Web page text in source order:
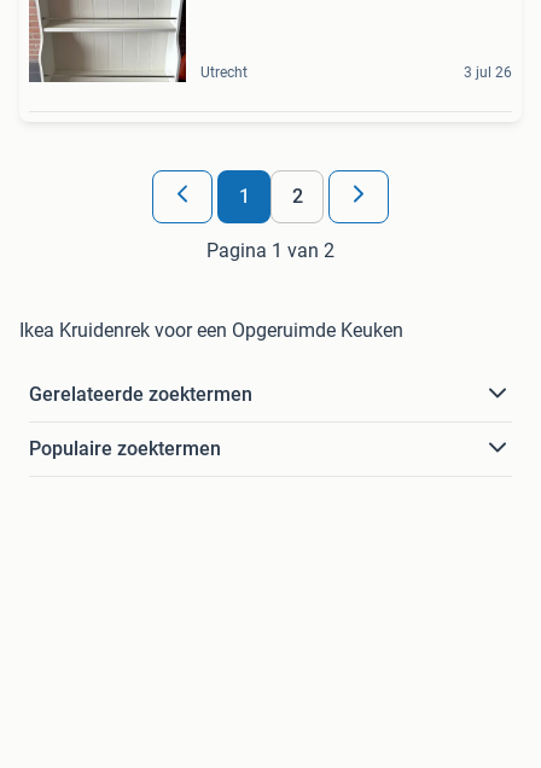
Utrecht 3 jul 26
1 2
Pagina 1 van 2
Ikea Kruidenrek voor een Opgeruimde Keuken
Gerelateerde zoektermen
Populaire zoektermen